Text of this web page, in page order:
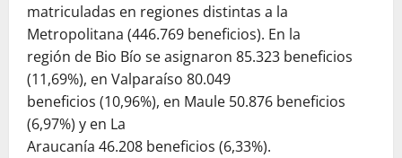
matriculadas en regiones distintas a la
Metropolitana (446.769 beneficios). En la
región de Bio Bío se asignaron 85.323 beneficios
(11,69%), en Valparaíso 80.049
beneficios (10,96%), en Maule 50.876 beneficios
(6,97%) y en La
Araucanía 46.208 beneficios (6,33%).